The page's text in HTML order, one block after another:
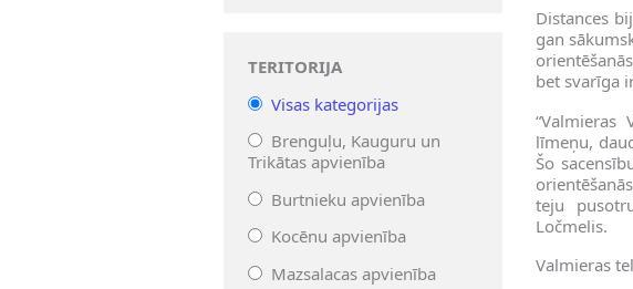
TERITORIJA
Visas kategorijas
Brenguļu, Kauguru un
Trikātas apvienība
Burtnieku apvienība
Kocēnu apvienība
Mazsalacas apvienība
Distances
gan
bet svarīga
“Valmieras
līmeņu,
Šo
teju
Ločmelis.
Valmieras